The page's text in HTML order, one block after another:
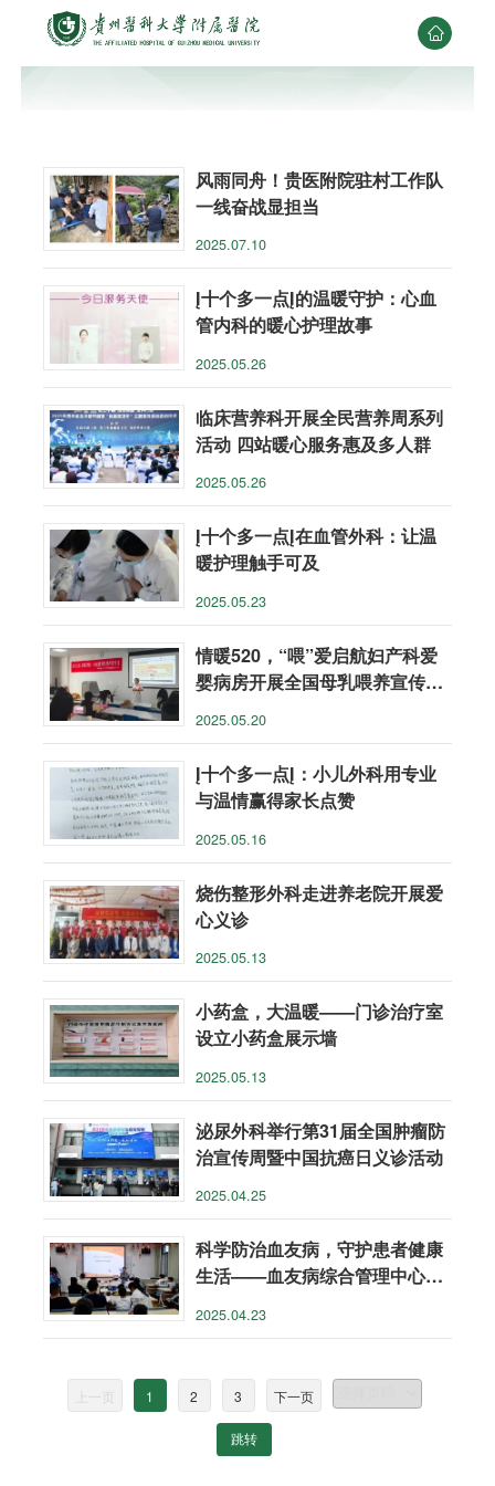

风雨同舟！贵医附院驻村工作队
一线奋战显担当
2025.07.10
Į十个多一点Į的温暖守护：心血
管内科的暖心护理故事
2025.05.26
临床营养科开展全民营养周系列
活动 四站暖心服务惠及多人群
2025.05.26
Į十个多一点Į在血管外科：让温
暖护理触手可及
2025.05.23
情暖520，“喂”爱启航妇产科爱
婴病房开展全国母乳喂养宣传日
2025.05.20
Į十个多一点Į：小儿外科用专业
与温情赢得家长点赞
2025.05.16
烧伤整形外科走进养老院开展爱
心义诊
2025.05.13
小药盒，大温暖——门诊治疗室
设立小药盒展示墙
2025.05.13
泌尿外科举行第31届全国肿瘤防
治宣传周暨中国抗癌日义诊活动
2025.04.25
科学防治血友病，守护患者健康
生活——血友病综合管理中心开
2025.04.23
上一页 1 2 3 下一页
跳转